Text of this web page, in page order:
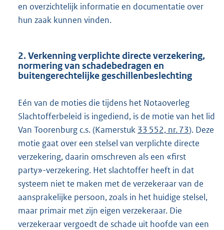
n
n
k
en overzichtelijk informatie en documentatie over
hun zaak kunnen vinden.
2. Verkenning verplichte directe verzekering,
normering van schadebedragen en
buitengerechtelijke geschillenbeslechting
Eén van de moties die tijdens het Notaoverleg
Slachtofferbeleid is ingediend, is de motie van het lid
Van Toorenburg c.s. (Kamerstuk 33 552, nr. 73). Deze
motie gaat over een stelsel van verplichte directe
verzekering, daarin omschreven als een «first
party»-verzekering. Het slachtoffer heeft in dat
systeem niet te maken met de verzekeraar van de
aansprakelijke persoon, zoals in het huidige stelsel,
maar primair met zijn eigen verzekeraar. Die
verzekeraar vergoedt de schade uit hoofde van een